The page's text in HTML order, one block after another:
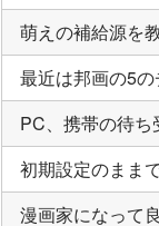
萌えの補給源を
最近は邦画の5
PC、携帯の待ち
初期設定のまま
漫画家になって